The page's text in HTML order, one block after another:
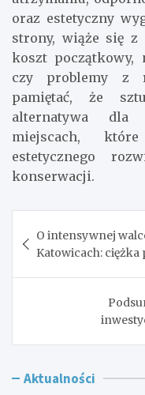
oraz estetyczny
strony, wiąże się
koszt początkowy,
czy problemy z
pamiętać, że
alternatywa dla
miejscach,
estetycznego
konserwacji.
wpisu
O intensywnej
Katowicach: ciężka
Aktualności